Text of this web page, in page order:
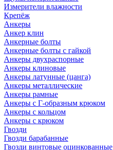
Измерители влажности
Крепёж
Анкеры
Анкер клин
Анкерные болты
Анкерные болты с гайкой
Анкеры двухраспорные
Анкеры клиновые
Анкеры латунные (цанга)
Анкеры металлические
Анкеры рамные
Анкеры с Г-образным крюком
Анкеры с кольцом
Анкеры с крюком
Гвозди
Гвозди барабанные
Гвозди винтовые оцинкованные